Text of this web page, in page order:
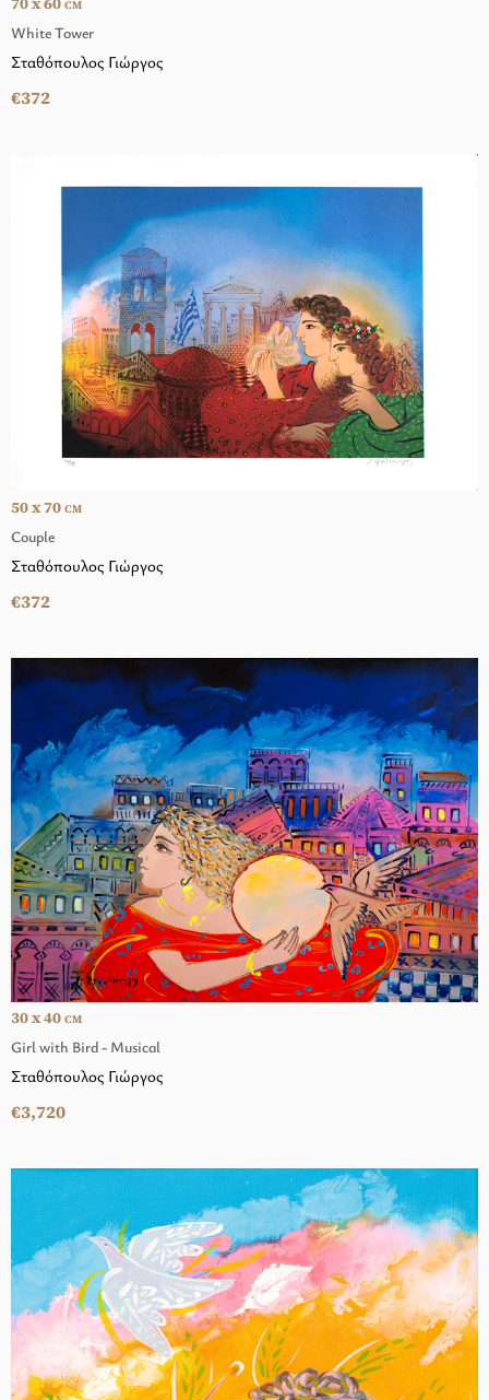
White Tower
CM
Σταθόπουλος Γιώργος
€372
Couple
50 x 70 CM
Σταθόπουλος Γιώργος
€372
Girl with Bird - Musical
30 x 40 CM
Σταθόπουλος Γιώργος
€3,720